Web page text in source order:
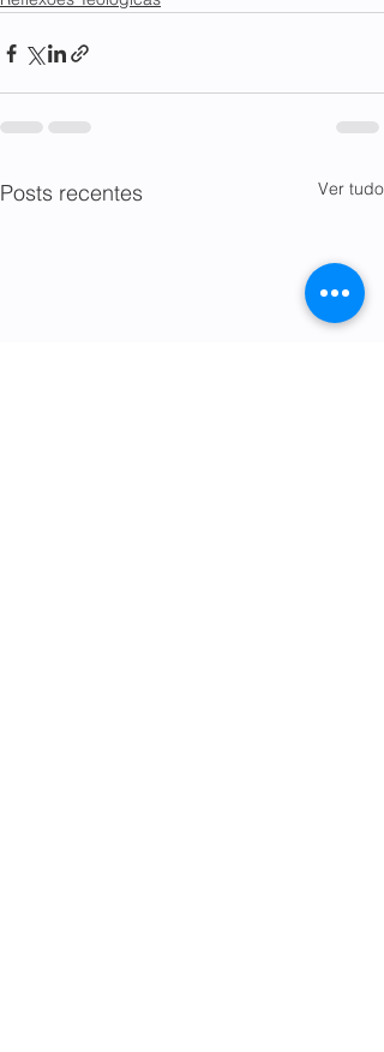
Posts recentes Ver tudo